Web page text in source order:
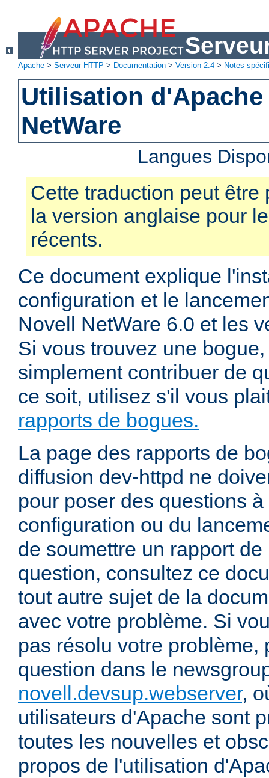
Apache > Serveur HTTP > Documentation > Version 2.4 > Notes
Utilisation
NetWare
Langues
Cette traduction peut être
la version anglaise pour
récents.
Ce document explique
configuration et le
Novell NetWare 6.0 et les
Si vous trouvez une
simplement contribuer de
ce soit, utilisez s'il vous
rapports de bogues.
La page des rapports de
diffusion dev-httpd ne
pour poser des questions
configuration ou du
de soumettre un rapport
question, consultez ce
tout autre sujet de la
avec votre problème. Si
pas résolu votre problème,
question dans le
novell.devsup.webserver,
utilisateurs d'Apache sont
toutes les nouvelles et
propos de l'utilisation